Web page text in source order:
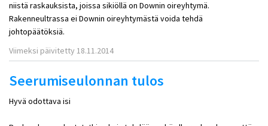
niistä raskauksista, joissa sikiöllä on Downin oireyhtymä.
Rakenneultrassa ei Downin oireyhtymästä voida tehdä
johtopäätöksiä.
Viimeksi päivitetty 18.11.2014
Seerumiseulonnan tulos
Hyvä odottava isi